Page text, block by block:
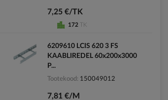
7,25 €/TK
172 TK
6209610 LCIS 620 3 FS
KAABLIREDEL 60x200x3000
P...
Tootekood 150049012
7,81 €/M